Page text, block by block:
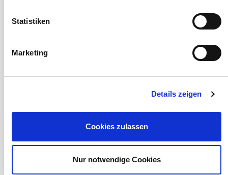
Statistiken
Marketing
Details zeigen
Cookies zulassen
Nur notwendige Cookies
Schiebevorhang
Windschutznetze für Carports und Terrassen
Hof- und Stall
Winter und Landwirtschaft
Windschutz Schiebetor